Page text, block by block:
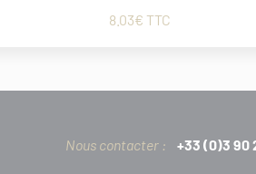
8.03€ TTC
Nous contacter : +33 (0)3 90